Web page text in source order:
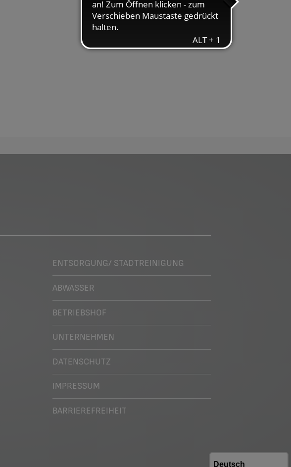
ENTSORGUNG/ STADTREINIGUNG
ABWASSER
BETRIEBSHOF
UNTERNEHMEN
DATENSCHUTZ
IMPRESSUM
BARRIEREFREIHEIT